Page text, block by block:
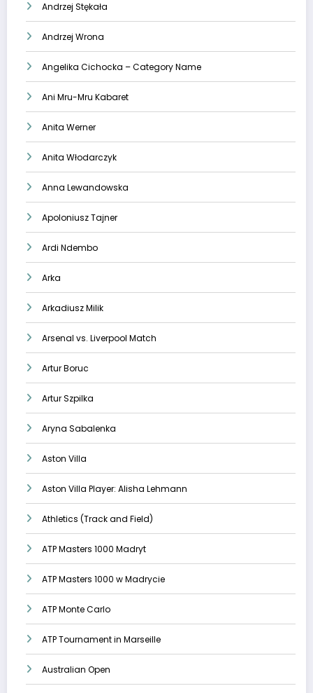
Andrzej Stękała
Andrzej Wrona
Angelika Cichocka – Category Name
Ani Mru-Mru Kabaret
Anita Werner
Anita Włodarczyk
Anna Lewandowska
Apoloniusz Tajner
Ardi Ndembo
Arka
Arkadiusz Milik
Arsenal vs. Liverpool Match
Artur Boruc
Artur Szpilka
Aryna Sabalenka
Aston Villa
Aston Villa Player: Alisha Lehmann
Athletics (Track and Field)
ATP Masters 1000 Madryt
ATP Masters 1000 w Madrycie
ATP Monte Carlo
ATP Tournament in Marseille
Australian Open